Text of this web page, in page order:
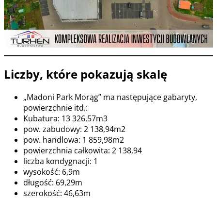
Liczby, które pokazują skalę
„Madoni Park Morąg” ma następujące gabaryty,
powierzchnie itd.:
Kubatura: 13 326,57m3
pow. zabudowy: 2 138,94m2
pow. handlowa: 1 859,98m2
powierzchnia całkowita: 2 138,94
liczba kondygnacji: 1
wysokość: 6,9m
długość: 69,29m
szerokość: 46,63m